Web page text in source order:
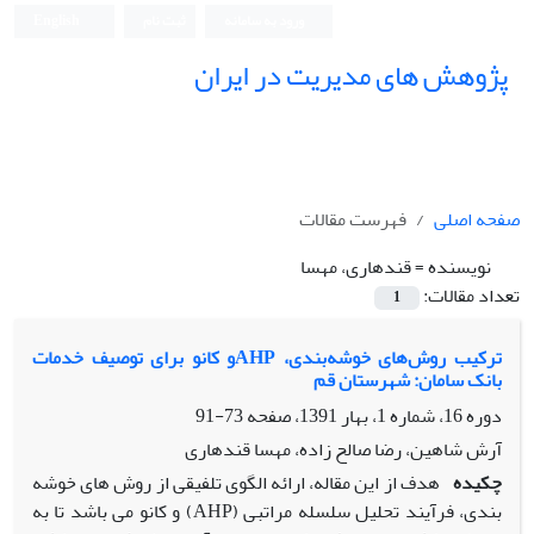
پژوهش های مدیریت در ایران
صفحه اصلی
فهرست مقالات
نویسنده =قندهاری، مهسا
تعداد مقالات:
1
ترکیب روش‌های خوشه‌بندی، AHPو کانو برای توصیف خدمات
بانک سامان: شهرستان قم
دوره 16، شماره 1، بهار 1391، صفحه
73-91
آرش شاهین، رضا صالح زاده، مهسا قندهاری
چکیده هدف از این مقاله، ارائه الگوی تلفیقی از روش های خوشه
بندی، فرآیند تحلیل سلسله مراتبی (AHP) و کانو می باشد تا به